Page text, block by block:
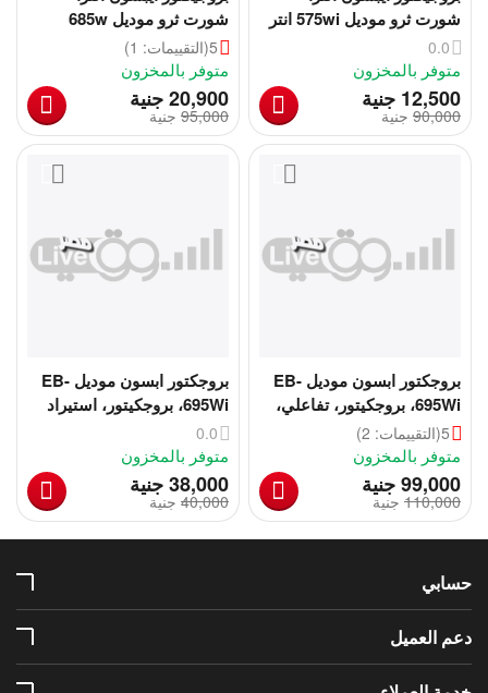
شورت ثرو موديل 575wi انتر
أكتيف | Epson 575wi
0.0
متوفر بالمخزون
جنية 12,500
جنية 90,000
شورت ثرو موديل 685w
بضمان سنة | Epson
PowerLite 685W Projector
5(التقييمات: 1)
متوفر بالمخزون
جنية‎20,900
جنية ‎95,000
بروجكتور ابسون موديل EB-
695Wi، بروجكيتور، تفاعلي،
بميزة اللمس بالإصبع
5(التقييمات: 2)
متوفر بالمخزون
جنية99,000
جنية 110,000
بروجكتور ابسون موديل EB-
695Wi، بروجكيتور، استيراد
كسر زيرو
0.0
متوفر بالمخزون
جنية‎38,000
جنية ‎40,000
حسابي
دعم العميل